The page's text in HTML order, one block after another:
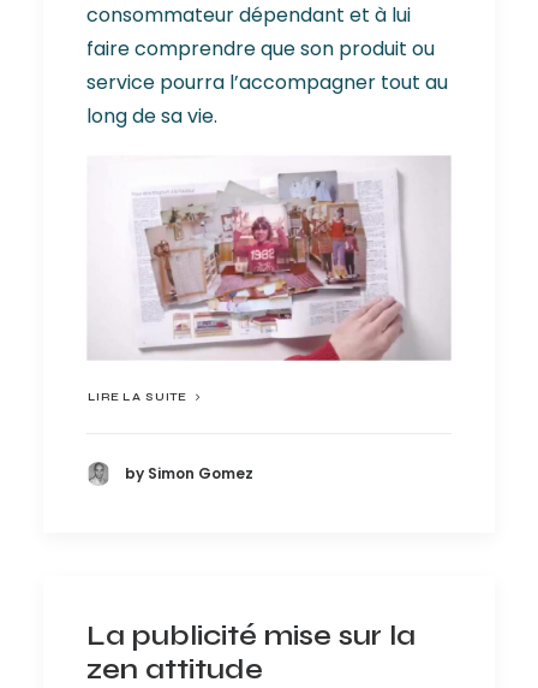
consommateur dépendant et à lui
faire comprendre que son produit ou
service pourra l’accompagner tout au
long de sa vie.
LIRE LA SUITE
by Simon Gomez
La publicité mise sur la
zen attitude